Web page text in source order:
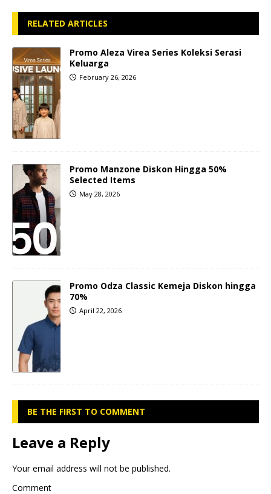
RELATED ARTICLES
Promo Aleza Virea Series Koleksi Serasi
Keluarga
February 26, 2026
Promo Manzone Diskon Hingga 50%
Selected Items
May 28, 2026
Promo Odza Classic Kemeja Diskon hingga
70%
April 22, 2026
BE THE FIRST TO COMMENT
Leave a Reply
Your email address will not be published.
Comment